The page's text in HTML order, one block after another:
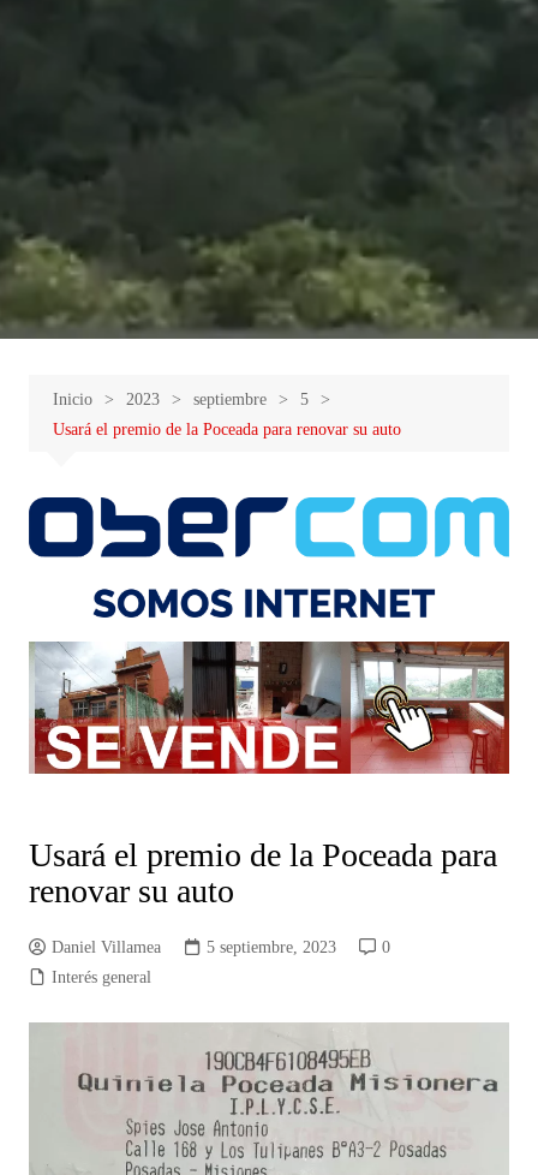
Inicio 2023 septiembre
5
Usará el premio de la Poceada para renovar su auto
Usará el premio de la Poceada para
renovar su auto
Daniel Villamea 5 septiembre, 2023
0
Interés general